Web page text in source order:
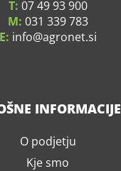
T: 07 49 93 900
M: 031 339 783
E: info agronet.si
INFORMACIJE
O podjetju
Kje smo